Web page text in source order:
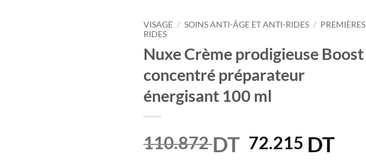
VISAGE / SOINS ANTI-ÂGE ET ANTI-RIDES / PREMIÈRES
RIDES
Nuxe Crème prodigieuse Boost
concentré préparateur
énergisant 100 ml
110.872DT Le
72.215 DTLe